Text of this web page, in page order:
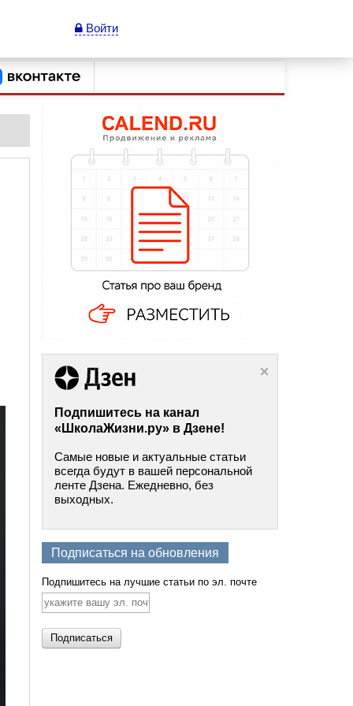
Войти
Подпишитесь на канал
«ШколаЖизни.ру» в Дзене!
Самые новые и актуальные статьи
всегда будут в вашей персональной
ленте Дзена. Ежедневно, без
выходных.
Подписаться на обновления
Подпишитесь на лучшие статьи по эл. почте